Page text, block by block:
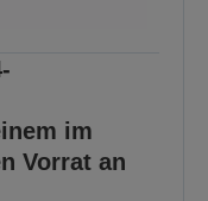
im
Vorrat an